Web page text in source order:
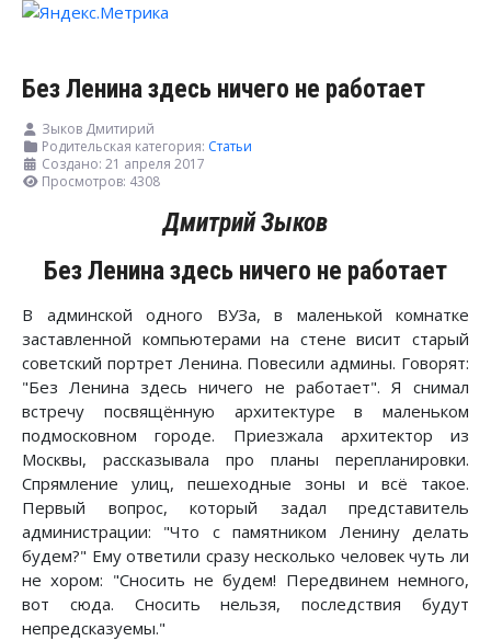
Без Ленина здесь ничего не работает
Зыков Дмитирий
Родительская категория: Статьи
Создано: 21 апреля 2017
Просмотров: 4308
Дмитрий Зыков
Без Ленина здесь ничего не работает
В админской одного ВУЗа, в маленькой комнатке
заставленной компьютерами на стене висит старый
советский портрет Ленина. Повесили админы. Говорят:
"Без Ленина здесь ничего не работает". Я снимал
встречу посвящённую архитектуре в маленьком
подмосковном городе. Приезжала архитектор из
Москвы, рассказывала про планы перепланировки.
Спрямление улиц, пешеходные зоны и всё такое.
Первый вопрос, который задал представитель
администрации: "Что с памятником Ленину делать
будем?" Ему ответили сразу несколько человек чуть ли
не хором: "Сносить не будем! Передвинем немного,
вот сюда. Сносить нельзя, последствия будут
непредсказуемы."